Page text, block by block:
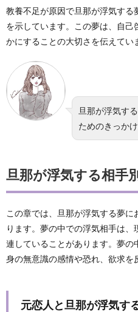
教養不足が原因で旦那が浮気する
を示しています。この夢は、自
かにすることの大切さを伝えてい
旦那が浮気す
ためのきっか
旦那が浮気する相手
この章では、旦那が浮気する夢
ります。夢の中での浮気相手は
連していることがあります。夢の
身の無意識の感情や恐れ、欲求を
元恋人と旦那が浮気す